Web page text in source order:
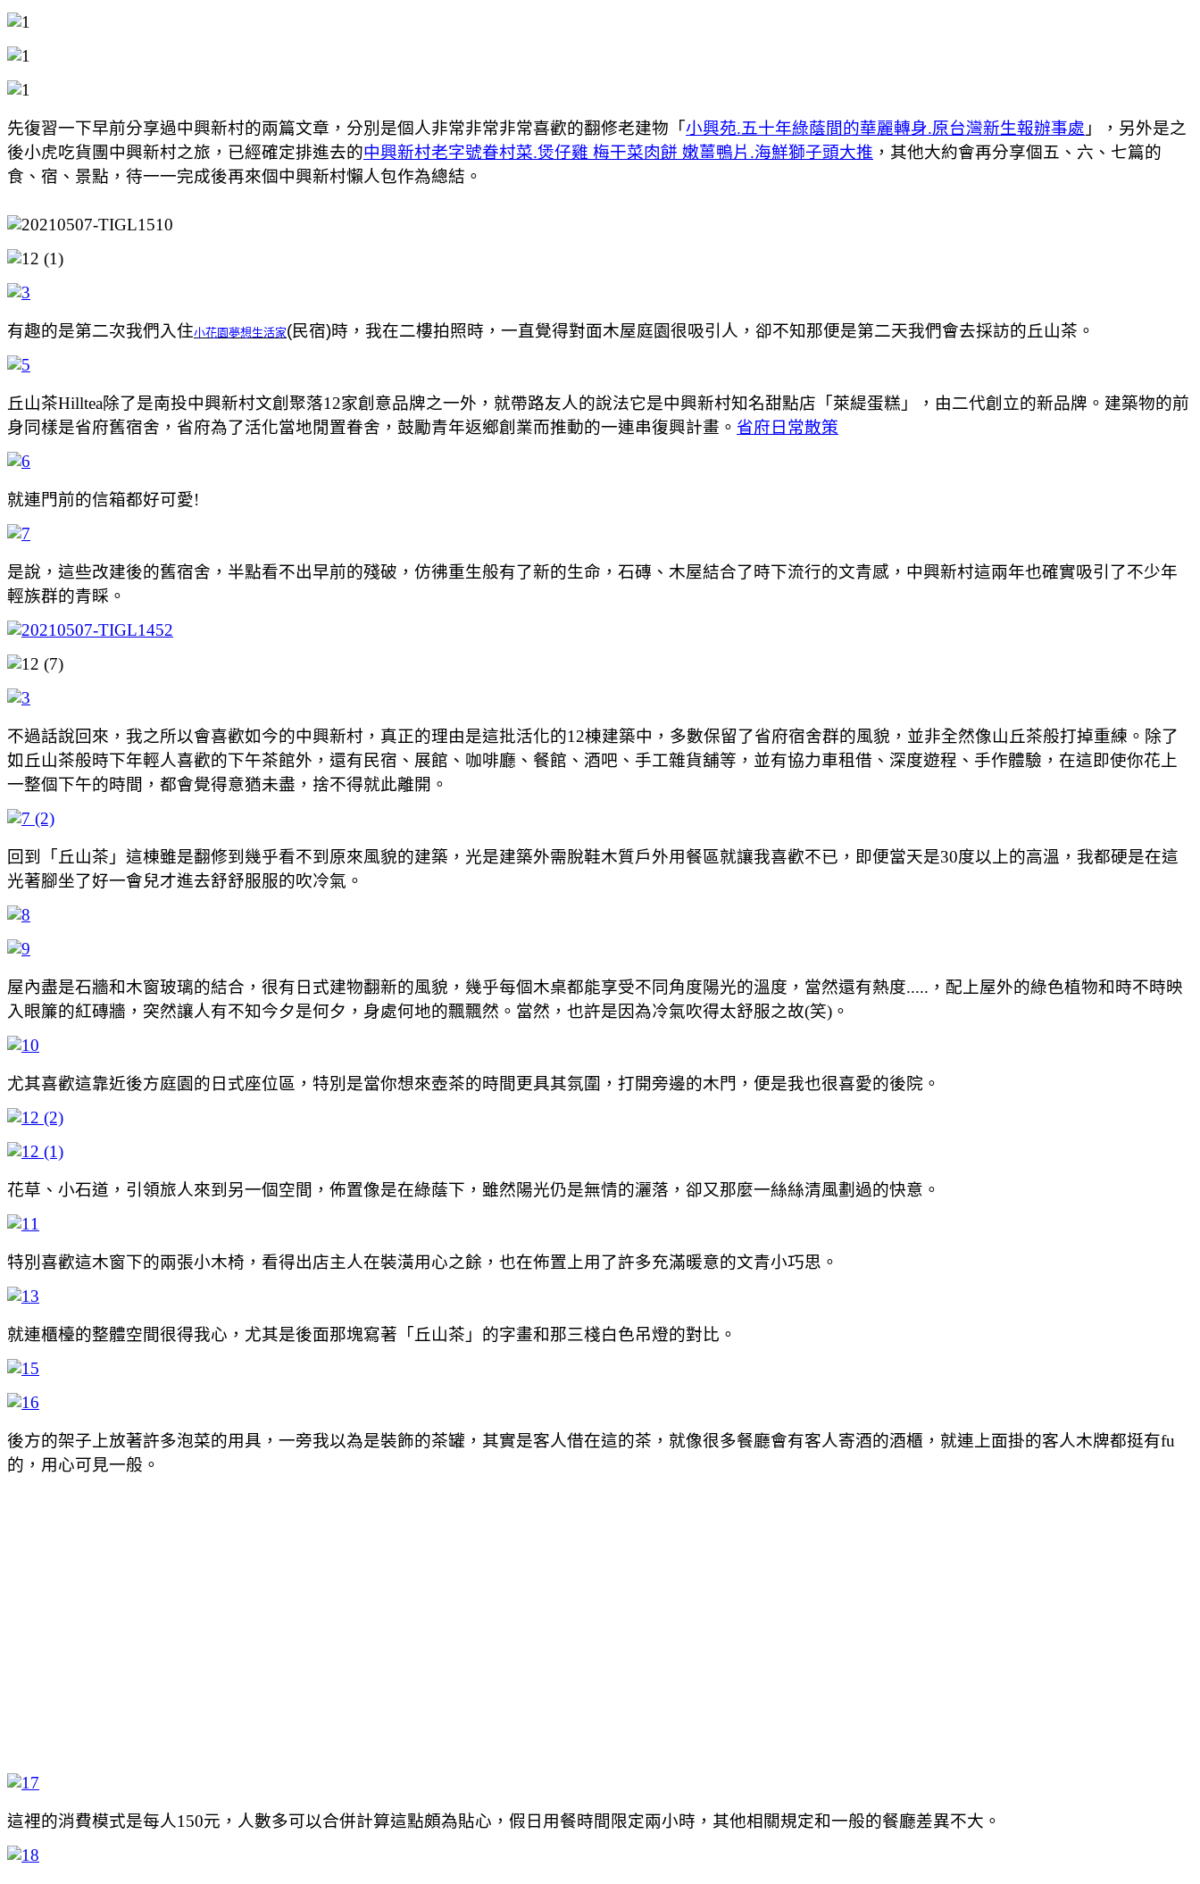
先復習一下早前分享過中興新村的兩篇文章，分別是個人非常非常非常喜歡的翻修老建物「小興苑.五十年綠蔭間的華麗轉身.原台灣新生報辦事處 」，另外是之
後小虎吃貨團中興新村之旅，已經確定排進去的中興新村老字號眷村菜.煲仔雞 梅干菜肉餅 嫩薑鴨片.海鮮獅子頭大推 ，其他大約會再分享個五、六、七篇的
食、宿、景點，待一一完成後再來個中興新村懶人包作為總結。
有趣的是第二次我們入住小花園夢想生活家(民宿)時，我在二樓拍照時，一直覺得對面木屋庭園很吸引人，卻不知那便是第二天我們會去採訪的丘山茶。
丘山茶Hilltea除了是南投中興新村文創聚落12家創意品牌之一外，就帶路友人的說法它是中興新村知名甜點店「萊緹蛋糕」，由二代創立的新品牌。建築物的前
身同樣是省府舊宿舍，省府為了活化當地閒置眷舍，鼓勵青年返鄉創業而推動的一連串復興計畫。 省府日常散策
就連門前的信箱都好可愛!
是說，這些改建後的舊宿舍，半點看不出早前的殘破，仿彿重生般有了新的生命，石磚、木屋結合了時下流行的文青感，中興新村這兩年也確實吸引了不少年
輕族群的青睬。
不過話說回來，我之所以會喜歡如今的中興新村，真正的理由是這批活化的12棟建築中，多數保留了省府宿舍群的風貌，並非全然像山丘茶般打掉重練。除了
如丘山茶般時下年輕人喜歡的下午茶館外，還有民宿、展館、咖啡廳、餐館、酒吧、手工雜貨舖等，並有協力車租借、深度遊程、手作體驗，在這即使你花上
一整個下午的時間，都會覺得意猶未盡，捨不得就此離開。
回到「丘山茶」這棟雖是翻修到幾乎看不到原來風貌的建築，光是建築外需脫鞋木質戶外用餐區就讓我喜歡不已，即便當天是30度以上的高溫，我都硬是在這
光著腳坐了好一會兒才進去舒舒服服的吹冷氣。
屋內盡是石牆和木窗玻璃的結合，很有日式建物翻新的風貌，幾乎每個木桌都能享受不同角度陽光的溫度，當然還有熱度.....，配上屋外的綠色植物和時不時映
入眼簾的紅磚牆，突然讓人有不知今夕是何夕，身處何地的飄飄然。當然，也許是因為冷氣吹得太舒服之故(笑)。
尤其喜歡這靠近後方庭園的日式座位區，特別是當你想來壺茶的時間更具其氛圍，打開旁邊的木門，便是我也很喜愛的後院。
花草、小石道，引領旅人來到另一個空間，佈置像是在綠蔭下，雖然陽光仍是無情的灑落，卻又那麼一絲絲清風劃過的快意。
特別喜歡這木窗下的兩張小木椅，看得出店主人在裝潢用心之餘，也在佈置上用了許多充滿暖意的文青小巧思。
就連櫃檯的整體空間很得我心，尤其是後面那塊寫著「丘山茶」的字畫和那三棧白色吊燈的對比。
後方的架子上放著許多泡菜的用具，一旁我以為是裝飾的茶罐，其實是客人借在這的茶，就像很多餐廳會有客人寄酒的酒櫃，就連上面掛的客人木牌都挺有fu
的，用心可見一般。
這裡的消費模式是每人150元，人數多可以合併計算這點頗為貼心，假日用餐時間限定兩小時，其他相關規定和一般的餐廳差異不大。